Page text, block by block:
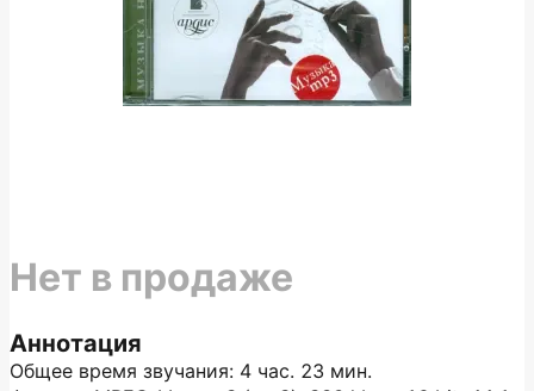
Аннотация
Общее время звучания: 4 час. 23 мин.
Нет в продаже